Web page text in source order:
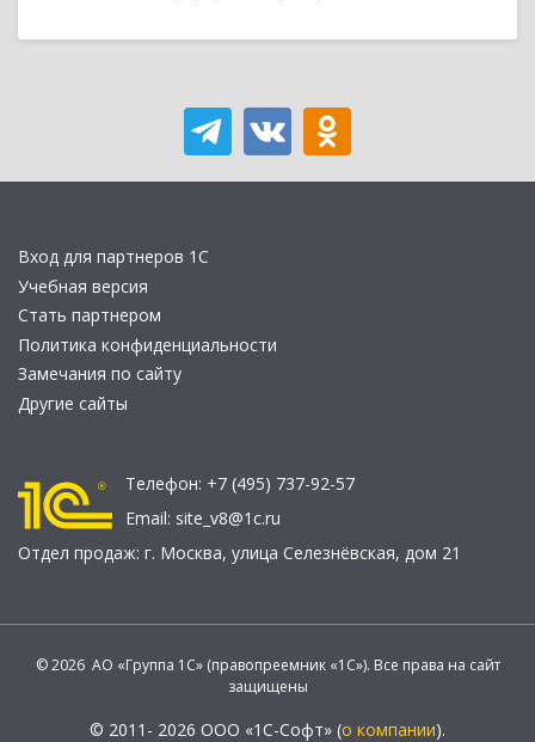
Вход для партнеров 1С
Учебная версия
Стать партнером
Политика конфиденциальности
Замечания по сайту
Другие сайты
Телефон: +7 (495) 737-92-57
Email: site_v8@1c.ru
Отдел продаж: г. Москва, улица Селезнёвская, дом 21
© 2026 АО «Группа 1С» (правопреемник «1С»). Все права на сайт
защищены
© 2011- 2026 ООО «1С-Софт» (о компании).